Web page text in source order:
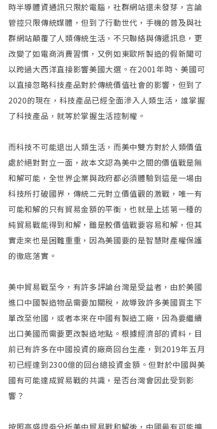
時半導體資通訊只限於電腦，社群網站還未發芽，言論
管控只限傳統媒體，但到了行動世代，手機的普及與社
群網站顛覆了人類傳統生活，不只聯絡與傳遞訊息，更
改變了如電商消費習慣，又例如東歐所製造的假新聞可
以跨過大西洋直接影響美國大選。在2001年時、美國可
以直接忽略科技產品對於傳統價值社會的影響，但到了
2020的現在，科技產品已經全面滲入人類生活，誰掌握
了科技產品，就等於掌握生活控制權。
而科技不可能退出人類生活，而美中雙方對於人類價值
處於絕對對立一面，故本文認為美中之間的價值戰是無
和解可能，全世界企業與政府都必須體驗到這是一場由
科技所打破國界，傳統二元對立價值觀的激戰，唯一有
可能和解的只有貿易金額的平衡，也就是上述第一種的
純貿易戰能得到和解，雖是較價值戰要容易和解，但其
實走來也是困難重重，因為美國要的是智慧財產權保護
的徹底落實。
美中貿易戰至今，有許多評論台灣是受益者，由於美國
進口中國製造物品需要加關稅，故導致許多美國買主下
單改至他國，或者本來在中國有製造工廠，因為要繼續
出口美國而需要更改製造地點。根據經濟部的資料，目
前已有許多在中國投資的廠商回台生產，到2019年五月
初已經達到2300億的回台總投資金額。但對於中國與美
國有可能達成貿易戰的共識，是否台灣會因此受到影
響？
按照高盛證劵分析美中貿易戰和解後，中國最有可能擴